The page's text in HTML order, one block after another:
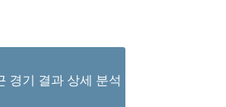
경기 결과 상세 분석